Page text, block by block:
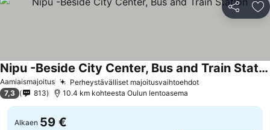
Jaa
Aamiaismajoitus Perheystävälliset majoitusvaihtoehdot
Nipu -Beside City Center, Bus and Train Station
7,3 813 10.4 km kohteesta Oulun lentoasema
Alkaen 59 €